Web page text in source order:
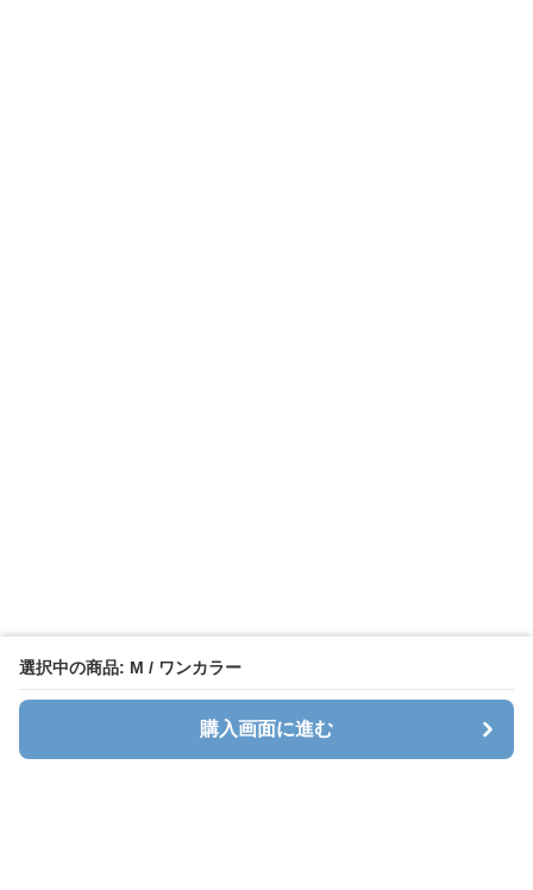
選択中の商品: M / ワンカラー
購入画面に進む